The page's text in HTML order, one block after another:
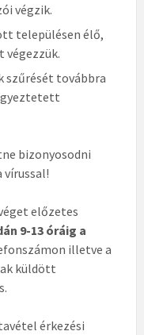
végzik.
településen élő,
végezzük.
szűrését továbbra
bizonyosodni
előzetes
9-13 óráig a
illetve a
küldött
érkezési